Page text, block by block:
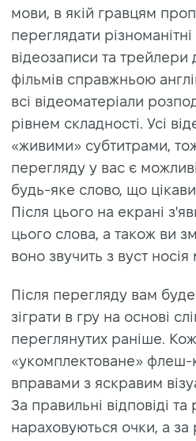
мови, в якій гравцям
переглядати різноманітні
відеозаписи та
фільмів справжньою
всі відеоматеріали
рівнем складності. Усі
«живими» субтитрами,
перегляду у вас є
будь-яке слово, що
Після цього на екрані
цього слова, а також ви
воно звучить з вуст носія
Після перегляду вам
зіграти в гру на основі
переглянутих раніше.
«укомплектоване» флеш-
вправами з яскравим
За правильні відповіді
нараховуються очки, а